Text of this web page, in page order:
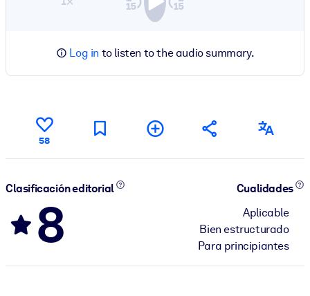
Log in to listen to the audio summary.
58
Clasificación editorial
8
Cualidades
Aplicable
Bien estructurado
Para principiantes